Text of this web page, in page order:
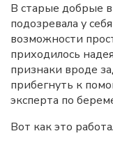
В старые добрые
подозревала у
возможности
приходилось
признаки вроде
прибегнуть к
эксперта по
Вот как это